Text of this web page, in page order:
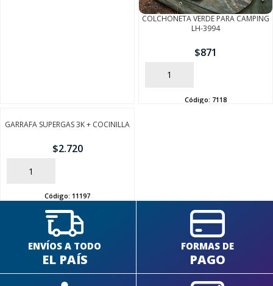
COLCHONETA VERDE PARA CAMPING
LH-3994
$871
AÑADIR
Código: 7118
GARRAFA SUPERGAS 3K + COCINILLA
$2.720
AÑADIR
Código: 11197
ENVÍOS A TODO
EL PAÍS
FORMAS DE
PAGO
FINALIZÁ TU COMPRA